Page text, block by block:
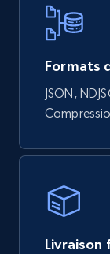
Formats
JSON,
Livraison